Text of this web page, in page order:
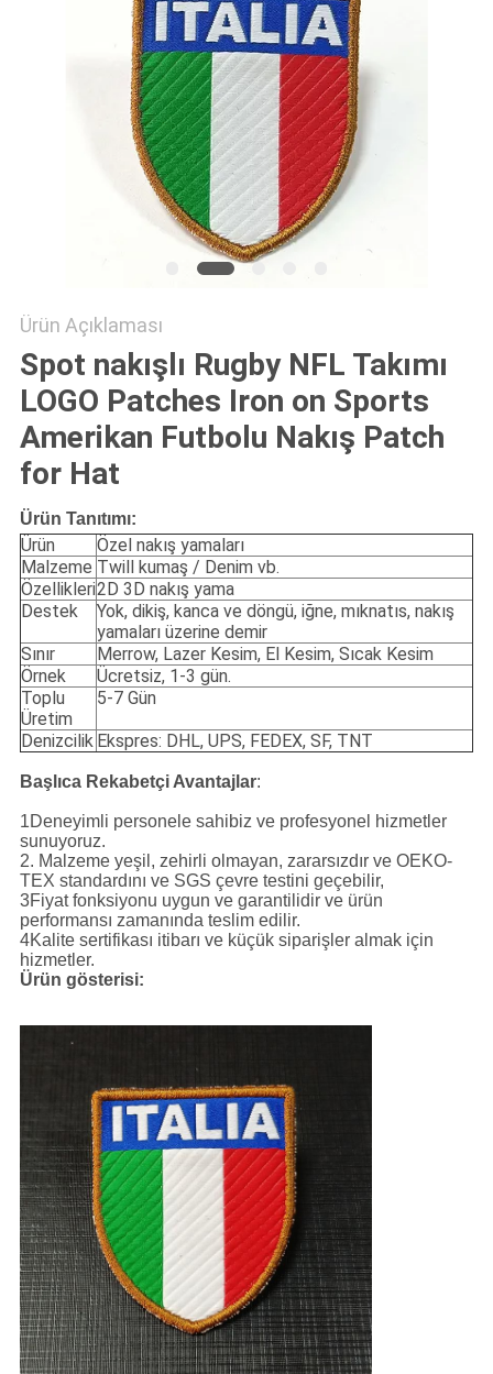
Ürün Açıklaması
Spot nakışlı Rugby NFL Takımı
LOGO Patches Iron on Sports
Amerikan Futbolu Nakış Patch
for Hat
Ürün Tanıtımı:
Ürün
Özel nakış yamaları
Malzeme Twill kumaş / Denim vb.
Özellikleri2D 3D nakış yama
Destek
Yok, dikiş, kanca ve döngü, iğne, mıknatıs, nakış
yamaları üzerine demir
Sınır
Merrow, Lazer Kesim, El Kesim, Sıcak Kesim
Örnek
Ücretsiz, 1-3 gün.
Toplu
Üretim
5-7 Gün
Denizcilik Ekspres: DHL, UPS, FEDEX, SF, TNT
Başlıca Rekabetçi Avantajlar:
1Deneyimli personele sahibiz ve profesyonel hizmetler
sunuyoruz.
2. Malzeme yeşil, zehirli olmayan, zararsızdır ve OEKO-
TEX standardını ve SGS çevre testini geçebilir,
3Fiyat fonksiyonu uygun ve garantilidir ve ürün
performansı zamanında teslim edilir.
4Kalite sertifikası itibarı ve küçük siparişler almak için
hizmetler.
Ürün gösterisi: